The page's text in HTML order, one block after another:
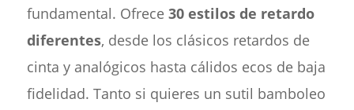
fundamental. Ofrece 30 estilos de retardo
diferentes, desde los clásicos retardos de
cinta y analógicos hasta cálidos ecos de baja
fidelidad. Tanto si quieres un sutil bamboleo